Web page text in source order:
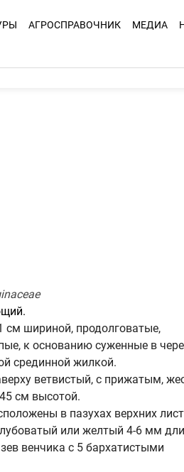
АГРОСПРАВОЧНИК МЕДИА
см шириной, продолговатые,
к основанию суженные в
срединной жилкой.
ветвистый, с прижатым,
см высотой.
в пазухах верхних
или желтый 4-6 мм
венчика с 5 бархатистыми